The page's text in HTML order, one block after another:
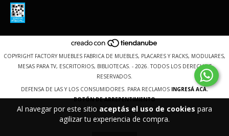
Al navegar por este sitio aceptás el uso de cookies para
agilizar tu experiencia de compra.
COPYRIGHT FACTORY MUEBLES FABRICA DE MUEBLES, PLACARES Y RACKS, MODULARES,
MESAS PARA TV, ESCRITORIOS, BIBLIOTECAS. - 2026. TODOS LOS DERECHOS
RESERVADOS.
DEFENSA DE LAS Y LOS CONSUMIDORES. PARA RECLAMOS INGRESÁ ACÁ.
BOTÓN DE ARREPENTIMIENTO